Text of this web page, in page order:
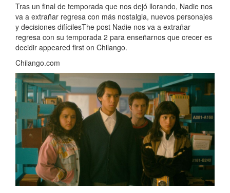
Tras un final de temporada que nos dejó llorando, Nadie nos
va a extrañar regresa con más nostalgia, nuevos personajes
y decisiones difícilesThe post Nadie nos va a extrañar
regresa con su temporada 2 para enseñarnos que crecer es
decidir appeared first on Chilango.
Chilango.com